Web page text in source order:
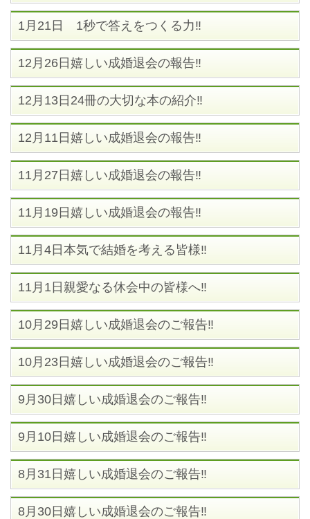
1月21日 1秒で答えをつくる力‼
12月26日嬉しい成婚退会の報告‼
12月13日24冊の大切な本の紹介‼
12月11日嬉しい成婚退会の報告‼
11月27日嬉しい成婚退会の報告‼
11月19日嬉しい成婚退会の報告‼
11月4日本気で結婚を考える皆様‼
11月1日親愛なる休会中の皆様へ‼
10月29日嬉しい成婚退会のご報告‼
10月23日嬉しい成婚退会のご報告‼
9月30日嬉しい成婚退会のご報告‼
9月10日嬉しい成婚退会のご報告‼
8月31日嬉しい成婚退会のご報告‼
8月30日嬉しい成婚退会のご報告‼